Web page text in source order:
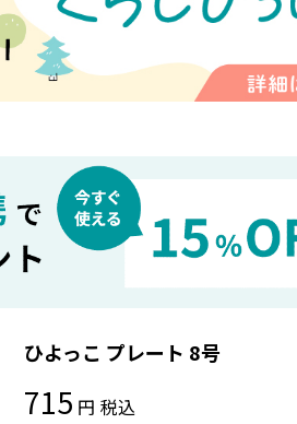
ひよっこ プレート 8号
715 税込